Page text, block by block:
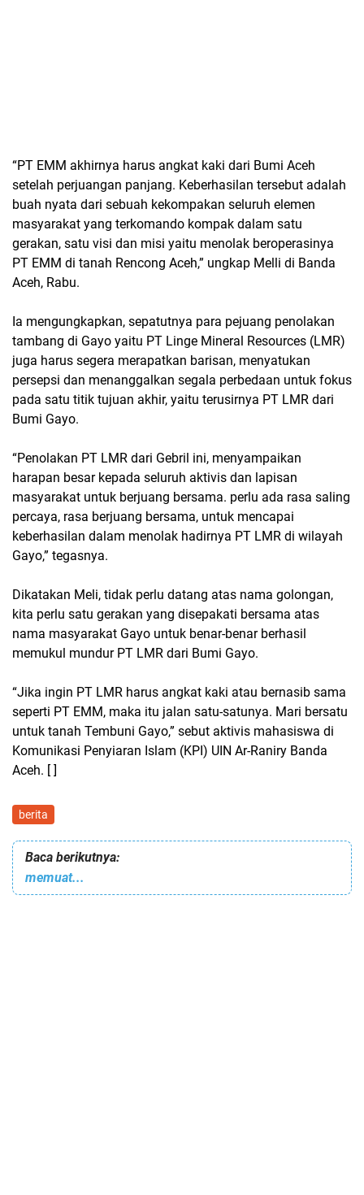
“PT EMM akhirnya harus angkat kaki dari Bumi Aceh
setelah perjuangan panjang. Keberhasilan tersebut adalah
buah nyata dari sebuah kekompakan seluruh elemen
masyarakat yang terkomando kompak dalam satu
gerakan, satu visi dan misi yaitu menolak beroperasinya
PT EMM di tanah Rencong Aceh,” ungkap Melli di Banda
Aceh, Rabu.
Ia mengungkapkan, sepatutnya para pejuang penolakan
tambang di Gayo yaitu PT Linge Mineral Resources (LMR)
juga harus segera merapatkan barisan, menyatukan
persepsi dan menanggalkan segala perbedaan untuk fokus
pada satu titik tujuan akhir, yaitu terusirnya PT LMR dari
Bumi Gayo.
“Penolakan PT LMR dari Gebril ini, menyampaikan
harapan besar kepada seluruh aktivis dan lapisan
masyarakat untuk berjuang bersama. perlu ada rasa saling
percaya, rasa berjuang bersama, untuk mencapai
keberhasilan dalam menolak hadirnya PT LMR di wilayah
Gayo,” tegasnya.
Dikatakan Meli, tidak perlu datang atas nama golongan,
kita perlu satu gerakan yang disepakati bersama atas
nama masyarakat Gayo untuk benar-benar berhasil
memukul mundur PT LMR dari Bumi Gayo.
“Jika ingin PT LMR harus angkat kaki atau bernasib sama
seperti PT EMM, maka itu jalan satu-satunya. Mari bersatu
untuk tanah Tembuni Gayo,” sebut aktivis mahasiswa di
Komunikasi Penyiaran Islam (KPI) UIN Ar-Raniry Banda
Aceh. [ ]
berita
Baca berikutnya:
memuat...